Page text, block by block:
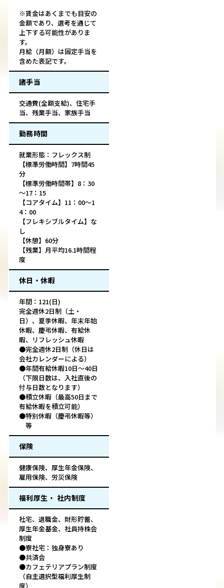
※賃金はあくまでも目安の
金額であり、選考を通じて
上下する可能性がありま
す。
月給（月額）は固定手当を
含めた表記です。
諸手当
交通費(全額支給)、住宅手
当、残業手当、家族手当
勤務時間
就業形態：フレックス制
【標準労働時間】7時間45
分
【標準労働時間帯】8：30
～17：15
【コアタイム】11：00～1
4：00
【フレキシブルタイム】な
し
【休憩】60分
【残業】月平均16.1時間程
度
休日・休暇
年間：121(日)
完全週休2日制（土・
日）、夏季休暇、年末年始
休暇、慶弔休暇、有給休
暇、リフレッシュ休暇
●完全週休2日制（休日は
会社カレンダーによる）
●年間有給休暇10日～40日
（下限日数は、入社直後の
付与日数となります）
●積立休暇（最高50日まで
有給休暇を積立可能）
●特別休暇（慶弔休暇等）
等
保険
健康保険、厚生年金保険、
雇用保険、労災保険
福利厚生・ 社内制度
社宅、退職金、財形貯蓄、
厚生年金基金、社員持株会
制度
●寮社宅：独身寮あり
●共済会
●カフェテリアプラン制度
（自主選択型福利厚生制
度）